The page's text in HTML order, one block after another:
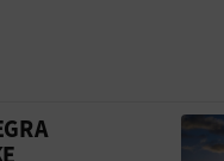
i música
negra